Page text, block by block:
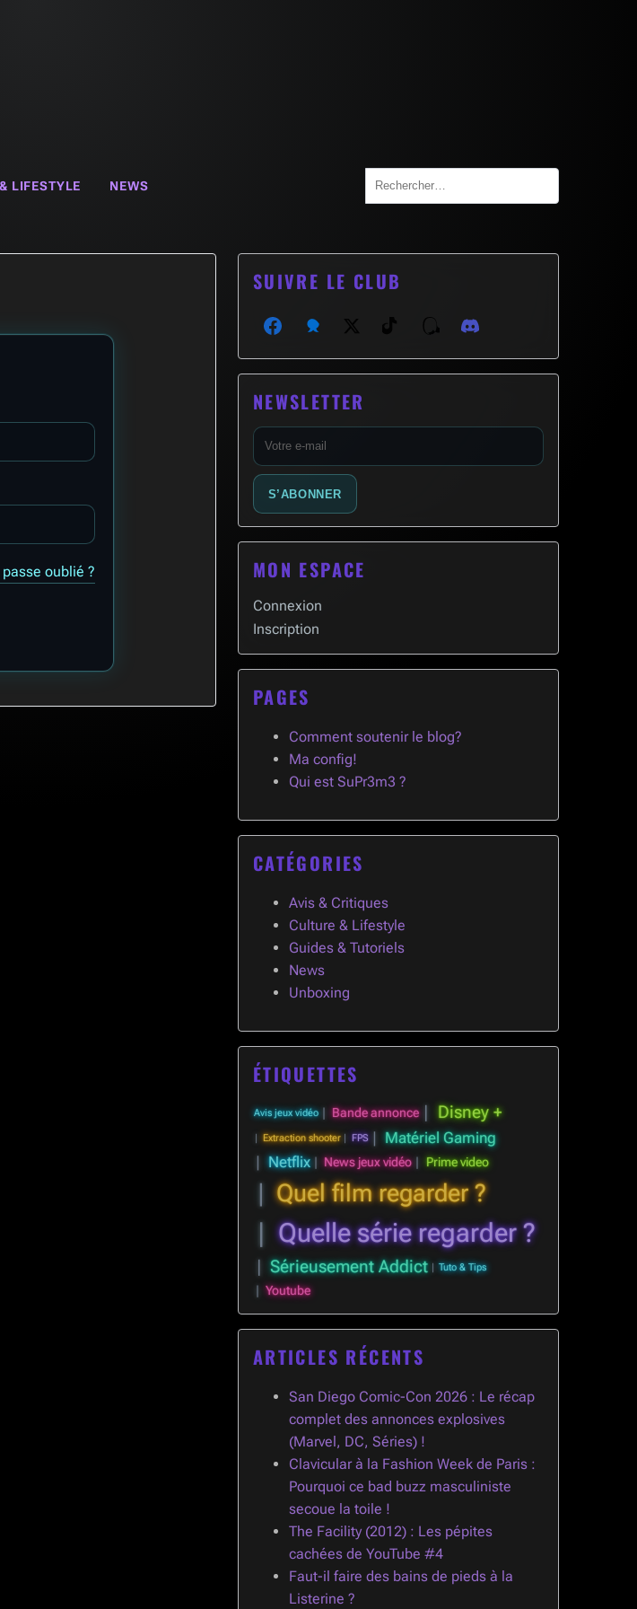
LIFESTYLE NEWS
Search
for:
oublié ?
SUIVRE LE CLUB
FacebookBlueskyX (Twitter)TikTokThreadsDiscord
NEWSLETTER
E-
mail
S’ABONNER
MON ESPACE
Connexion
Inscription
PAGES
Comment soutenir le blog?
Ma config!
Qui est SuPr3m3 ?
CATÉGORIES
Avis & Critiques
Culture & Lifestyle
Guides & Tutoriels
News
Unboxing
ÉTIQUETTES
Avis jeux vidéo Bande annonce Disney +
Extraction shooter FPS
Matériel Gaming
Netflix
News jeux vidéo Prime video
Quel film regarder ?
Quelle série regarder ?
Sérieusement Addict Tuto & Tips
Youtube
ARTICLES RÉCENTS
San Diego Comic-Con 2026 : Le récap
complet des annonces explosives
(Marvel, DC, Séries) !
Clavicular à la Fashion Week de Paris :
Pourquoi ce bad buzz masculiniste
secoue la toile !
The Facility (2012) : Les pépites
cachées de YouTube #4
Faut-il faire des bains de pieds à la
Listerine ?